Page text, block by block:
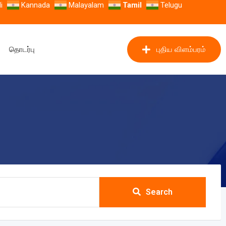
Kannada Malayalam Tamil Telugu
தொடர்பு புதிய விளம்பரம்
Search